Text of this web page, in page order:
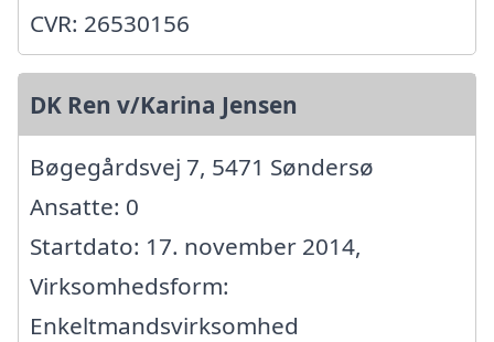
CVR: 26530156
DK Ren v/Karina Jensen
Bøgegårdsvej 7, 5471 Søndersø
Ansatte: 0
Startdato: 17. november 2014,
Virksomhedsform:
Enkeltmandsvirksomhed